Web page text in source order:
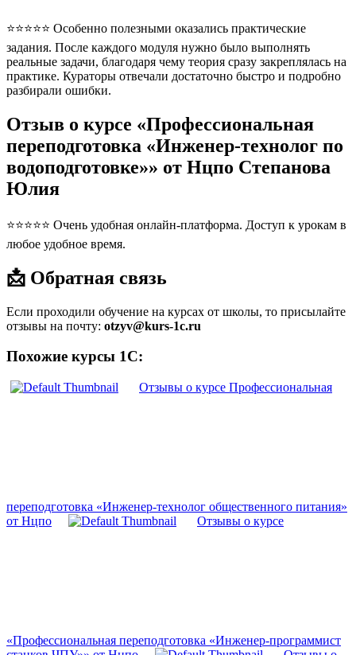
⭐⭐⭐⭐⭐ Особенно полезными оказались практические
задания. После каждого модуля нужно было выполнять
реальные задачи, благодаря чему теория сразу закреплялась на
практике. Кураторы отвечали достаточно быстро и подробно
разбирали ошибки.
Отзыв о курсе «Профессиональная
переподготовка «Инженер-технолог по
водоподготовке»» от Нцпо Степанова
Юлия
⭐⭐⭐⭐⭐ Очень удобная онлайн-платформа. Доступ к урокам в
любое удобное время.
📩 Обратная связь
Если проходили обучение на курсах от школы, то присылайте
отзывы на почту: otzyv@kurs-1c.ru
Похожие курсы 1С:
Отзывы о курсе Профессиональная
переподготовка «Инженер-технолог общественного питания»
от Нцпо
Отзывы о курсе
«Профессиональная переподготовка «Инженер-программист